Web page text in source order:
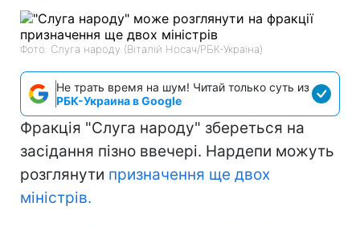
Фото: Слуга народу (Віталій Носач/РБК-Україна)
Не трать время на шум! Читай только суть из
РБК-Украина в Google
Фракція "Слуга народу" збереться на
засідання пізно ввечері. Нардепи можуть
розглянути призначення ще двох
міністрів.